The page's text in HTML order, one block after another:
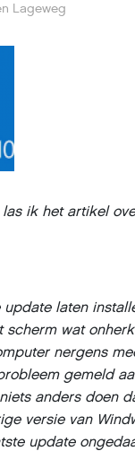
Lageweg
las ik het artikel
update laten
scherm wat
nergens
gemeld
anders doen
versie van
update